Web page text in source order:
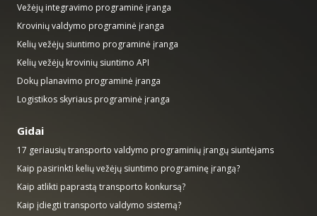
Vežėjų integravimo programinė įranga
Krovinių valdymo programinė įranga
Kelių vežėjų siuntimo programinė įranga
Kelių vežėjų krovinių siuntimo API
Dokų planavimo programinė įranga
Logistikos skyriaus programinė įranga
Gidai
17 geriausių transporto valdymo programinių įrangų siuntėjams
Kaip pasirinkti kelių vežėjų siuntimo programinę įrangą?
Kaip atlikti paprastą transporto konkursą?
Kaip įdiegti transporto valdymo sistemą?